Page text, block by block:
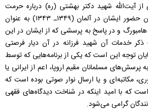
از آيت‌الله شهيد دكتر بهشتی (ره) درباره حرمت
موسيقی است كه در ساليان حضور ايشان در آلمان (۱۳۴۹ـ ۱۳۴۳) به عنوان
و در پاسخ به پرسشی كه از ايشان در اين
خدمات آن شهيد فرزانه در آن ديار فرصتی
توجه اين است كه يكی از برنامه‌هايی كه توسط
مسلمانان مقيم اروپا، اعم از ايرانی يا
مكاتبه‌ای و يا ارسال نوار صوتی بوده است كه
كه با اميد اينكه در شناخت ديدگاه‌های فقهی
گرامی می‌شود.